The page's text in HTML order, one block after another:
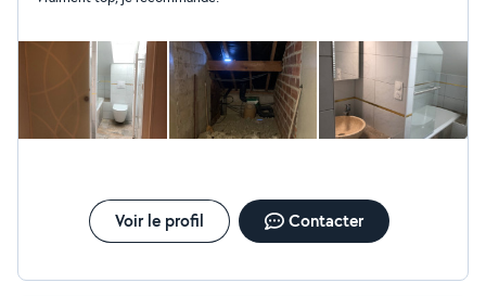
remplacement de : Sanitaire Robinetterie Tuyauterie
Chauffe-eau électrique Salle de bain clé en main
Voir le profil Contacter